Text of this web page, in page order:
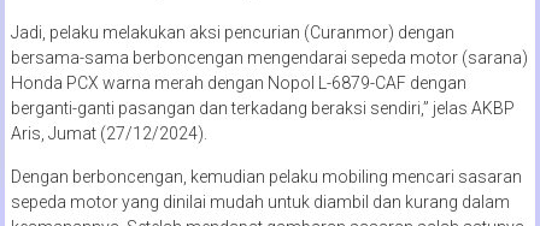
Jadi, pelaku melakukan aksi pencurian (Curanmor) dengan
bersama-sama berboncengan mengendarai sepeda motor (sarana)
Honda PCX warna merah dengan Nopol L-6879-CAF dengan
berganti-ganti pasangan dan terkadang beraksi sendiri,” jelas AKBP
Aris, Jumat (27/12/2024).
Dengan berboncengan, kemudian pelaku mobiling mencari sasaran
sepeda motor yang dinilai mudah untuk diambil dan kurang dalam